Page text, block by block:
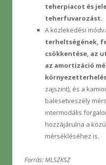
teherpiacot és
teherfuvarozást.
A közlekedési
terheltségének,
csökkentése, az
az amortizáció
zajszint), és a
balesetveszély
intermodális
hozzájárulna a
mérsékléséhez is.
Forrás: MLSZKSZ